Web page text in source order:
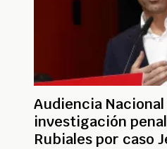
Audiencia Nacional
investigación
Rubiales por caso